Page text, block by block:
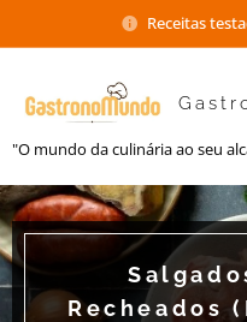
Receitas
"O mundo da culinária ao seu
Recheados